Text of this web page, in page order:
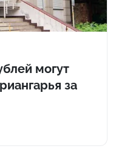
могут
за